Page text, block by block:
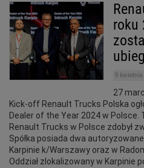
roku
9 kwietnia
27
Kick-off Renault Trucks Polska
Dealer of the Year 2024 w Polsce.
Renault Trucks w Polsce zdobył
Spółka posiada dwa
Karpinie k/Warszawy oraz w
Oddział zlokalizowany w Karpinie